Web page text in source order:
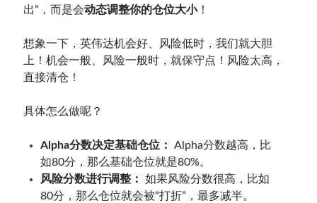
出”，而是会动态调整你的仓位大小！
想象一下，英伟达机会好、风险低时，我们就大胆
上！机会一般、风险一般时，就保守点！风险太高，
直接清仓！
具体怎么做呢？
Alpha分数决定基础仓位：
Alpha分数越高，比
如80分，那么基础仓位就是80%。
风险分数进行调整：
如果风险分数很高，比如
80分，那么仓位就会被“打折”，最多减半。